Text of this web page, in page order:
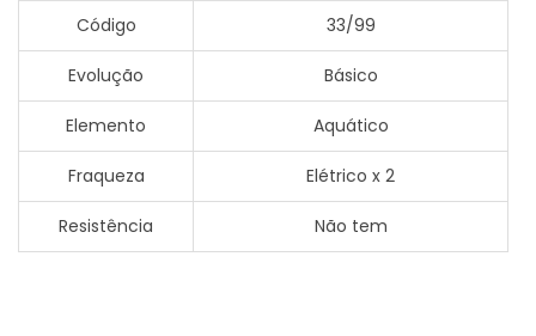
Código 33/99
Evolução Básico
Elemento Aquático
Fraqueza Elétrico x 2
Resistência Não tem